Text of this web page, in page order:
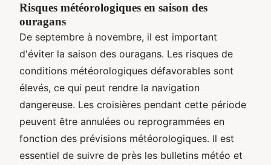
Risques météorologiques en saison des
ouragans
De septembre à novembre, il est important
d'éviter la saison des ouragans. Les risques de
conditions météorologiques défavorables sont
élevés, ce qui peut rendre la navigation
dangereuse. Les croisières pendant cette période
peuvent être annulées ou reprogrammées en
fonction des prévisions météorologiques. Il est
essentiel de suivre de près les bulletins météo et